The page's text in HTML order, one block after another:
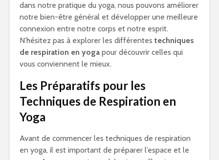
dans notre pratique du yoga, nous pouvons améliorer
notre bien-être général et développer une meilleure
connexion entre notre corps et notre esprit.
N’hésitez pas à explorer les différentes techniques
de respiration en yoga pour découvrir celles qui
vous conviennent le mieux.
Les Préparatifs pour les
Techniques de Respiration en
Yoga
Avant de commencer les techniques de respiration
en yoga, il est important de préparer l’espace et le